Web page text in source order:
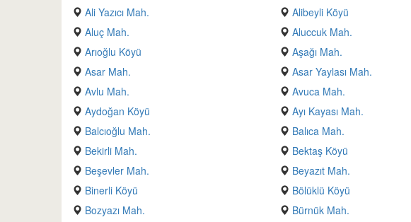
Ali Yazıcı Mah.
Alibeyli Köyü
Aluç Mah.
Aluccuk Mah.
Arıoğlu Köyü
Aşağı Mah.
Asar Mah.
Asar Yaylası Mah.
Avlu Mah.
Avuca Mah.
Aydoğan Köyü
Ayı Kayası Mah.
Balcıoğlu Mah.
Balıca Mah.
Bekirli Mah.
Bektaş Köyü
Beşevler Mah.
Beyazıt Mah.
Binerli Köyü
Bölüklü Köyü
Bozyazı Mah.
Bürnük Mah.